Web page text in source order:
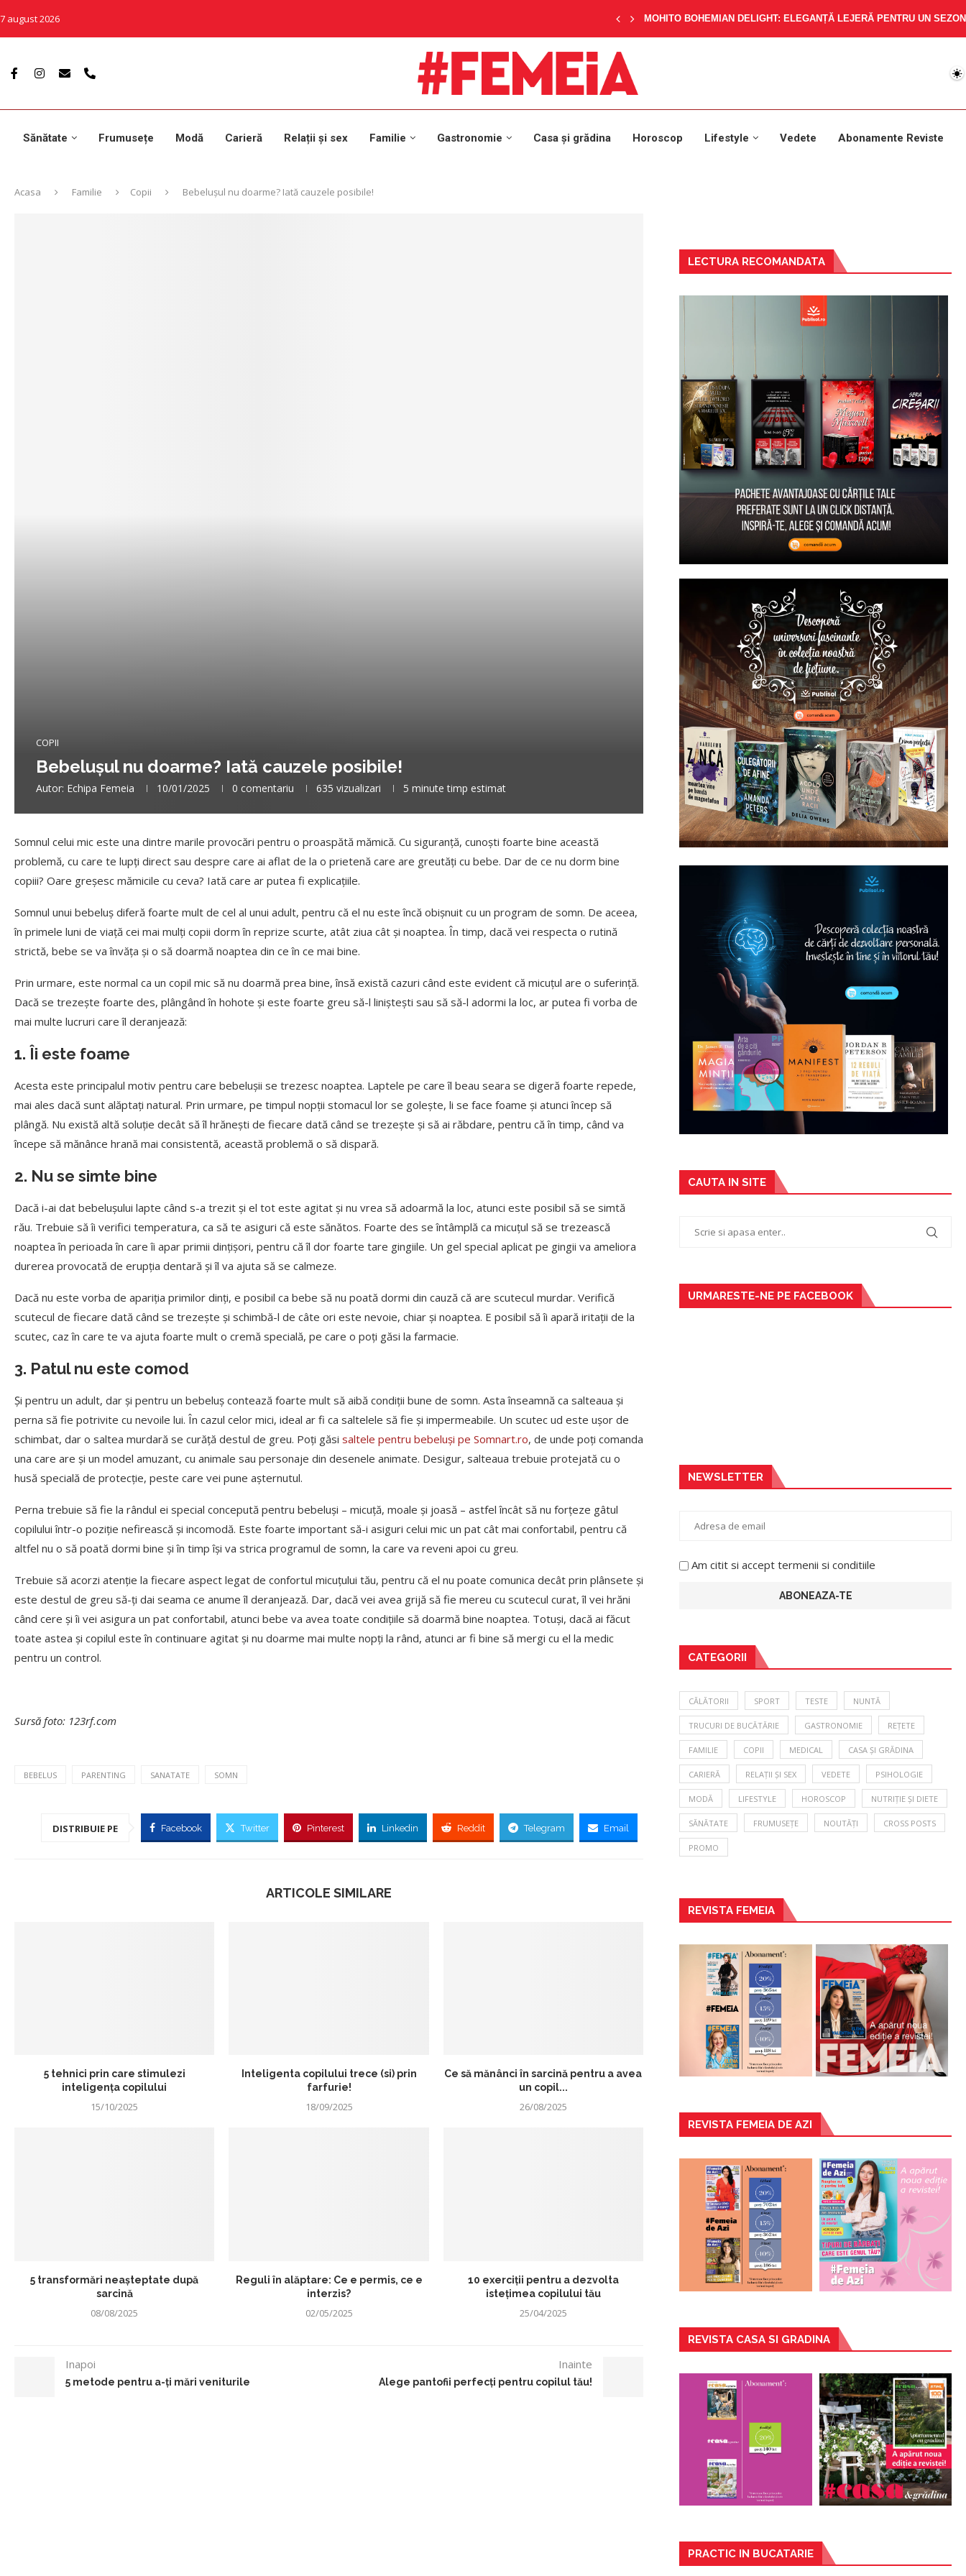
7 august 2026 MOHITO BOHEMIAN DELIGHT: ELEGANȚĂ LEJERĂ PENTRU UN
Sănătate Frumusețe Modă Carieră Relații și sex Familie Gastronomie Casa și grădina Horoscop Lifestyle Vedete Abonamente Reviste
Acasa Familie Copii Bebelușul nu doarme? Iată cauzele posibile!
COPII
Bebelușul nu doarme? Iată cauzele posibile!
Autor: Echipa Femeia 10/01/2025 0 comentariu 635 vizualizari 5 minute timp estimat
Somnul celui mic este una dintre marile provocări pentru o proaspătă mămică. Cu siguranță, cunoști foarte bine această
problemă, cu care te lupți direct sau despre care ai aflat de la o prietenă care are greutăți cu bebe. Dar de ce nu dorm bine
copiii? Oare greșesc mămicile cu ceva? Iată care ar putea fi explicațiile.
Somnul unui bebeluș diferă foarte mult de cel al unui adult, pentru că el nu este încă obișnuit cu un program de somn. De aceea,
în primele luni de viață cei mai mulți copii dorm în reprize scurte, atât ziua cât și noaptea. În timp, dacă vei respecta o rutină
strictă, bebe se va învăța și o să doarmă noaptea din ce în ce mai bine.
Prin urmare, este normal ca un copil mic să nu doarmă prea bine, însă există cazuri când este evident că micuțul are o suferință.
Dacă se trezește foarte des, plângând în hohote și este foarte greu să-l liniștești sau să să-l adormi la loc, ar putea fi vorba de
mai multe lucruri care îl deranjează:
1. Îi este foame
Acesta este principalul motiv pentru care bebelușii se trezesc noaptea. Laptele pe care îl beau seara se digeră foarte repede,
mai ales dacă sunt alăptați natural. Prin urmare, pe timpul nopții stomacul lor se golește, li se face foame și atunci încep să
plângă. Nu există altă soluție decât să îl hrănești de fiecare dată când se trezește și să ai răbdare, pentru că în timp, când va
începe să mănânce hrană mai consistentă, această problemă o să dispară.
2. Nu se simte bine
Dacă i-ai dat bebelușului lapte când s-a trezit și el tot este agitat și nu vrea să adoarmă la loc, atunci este posibil să se simtă
rău. Trebuie să îi verifici temperatura, ca să te asiguri că este sănătos. Foarte des se întâmplă ca micuțul să se trezească
noaptea în perioada în care îi apar primii dințișori, pentru că îl dor foarte tare gingiile. Un gel special aplicat pe gingii va ameliora
durerea provocată de erupția dentară și îl va ajuta să se calmeze.
Dacă nu este vorba de apariția primilor dinți, e posibil ca bebe să nu poată dormi din cauză că are scutecul murdar. Verifică
scutecul de fiecare dată când se trezește și schimbă-l de câte ori este nevoie, chiar și noaptea. E posibil să îi apară iritații de la
scutec, caz în care te va ajuta foarte mult o cremă specială, pe care o poți găsi la farmacie.
3. Patul nu este comod
Și pentru un adult, dar și pentru un bebeluș contează foarte mult să aibă condiții bune de somn. Asta înseamnă ca salteaua și
perna să fie potrivite cu nevoile lui. În cazul celor mici, ideal ar fi ca saltelele să fie și impermeabile. Un scutec ud este ușor de
schimbat, dar o saltea murdară se curăță destul de greu. Poți găsi saltele pentru bebeluși pe Somnart.ro, de unde poți comanda
una care are și un model amuzant, cu animale sau personaje din desenele animate. Desigur, salteaua trebuie protejată cu o
husă specială de protecție, peste care vei pune așternutul.
Perna trebuie să fie la rândul ei special concepută pentru bebeluși – micuță, moale și joasă – astfel încât să nu forțeze gâtul
copilului într-o poziție nefirească și incomodă. Este foarte important să-i asiguri celui mic un pat cât mai confortabil, pentru că
altfel nu o să poată dormi bine și în timp își va strica programul de somn, la care va reveni apoi cu greu.
Trebuie să acorzi atenție la fiecare aspect legat de confortul micuțului tău, pentru că el nu poate comunica decât prin plânsete și
este destul de greu să-ți dai seama ce anume îl deranjează. Dar, dacă vei avea grijă să fie mereu cu scutecul curat, îl vei hrăni
când cere și îi vei asigura un pat confortabil, atunci bebe va avea toate condițiile să doarmă bine noaptea. Totuși, dacă ai făcut
toate astea și copilul este în continuare agitat și nu doarme mai multe nopți la rând, atunci ar fi bine să mergi cu el la medic
pentru un control.
Sursă foto: 123rf.com
BEBELUS PARENTING SANATATE SOMN
DISTRIBUIE PE Facebook Twitter Pinterest Linkedin Reddit Telegram Email
ARTICOLE SIMILARE
5 tehnici prin care stimulezi
inteligența copilului
15/10/2025
Inteligenta copilului trece (si) prin
farfurie!
18/09/2025
Ce să mănânci în sarcină pentru a avea
un copil...
26/08/2025
5 transformări neașteptate după
sarcină
08/08/2025
Reguli în alăptare: Ce e permis, ce e
interzis?
02/05/2025
10 exerciții pentru a dezvolta
istețimea copilului tău
25/04/2025
Inapoi
5 metode pentru a-ți mări veniturile
Inainte
Alege pantofii perfecți pentru copilul tău!
LECTURA RECOMANDATA
CAUTA IN SITE
URMARESTE-NE PE FACEBOOK
NEWSLETTER
Am citit si accept termenii si conditiile
CATEGORII
CĂLĂTORII SPORT TESTE NUNTĂ
TRUCURI DE BUCĂTĂRIE GASTRONOMIE REȚETE
FAMILIE COPII MEDICAL CASA ȘI GRĂDINA
CARIERĂ RELAȚII ȘI SEX VEDETE PSIHOLOGIE
MODĂ LIFESTYLE HOROSCOP NUTRIȚIE ȘI DIETE
SĂNĂTATE FRUMUSEȚE NOUTĂȚI CROSS POSTS
PROMO
REVISTA FEMEIA
REVISTA FEMEIA DE AZI
REVISTA CASA SI GRADINA
PRACTIC IN BUCATARIE